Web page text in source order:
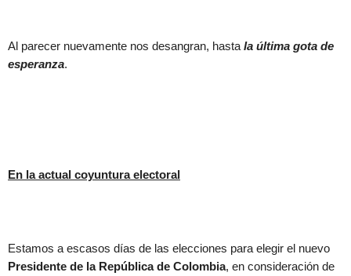
Al parecer nuevamente nos desangran, hasta la última gota de
esperanza.
En la actual coyuntura electoral
Estamos a escasos días de las elecciones para elegir el nuevo
Presidente de la República de Colombia, en consideración de